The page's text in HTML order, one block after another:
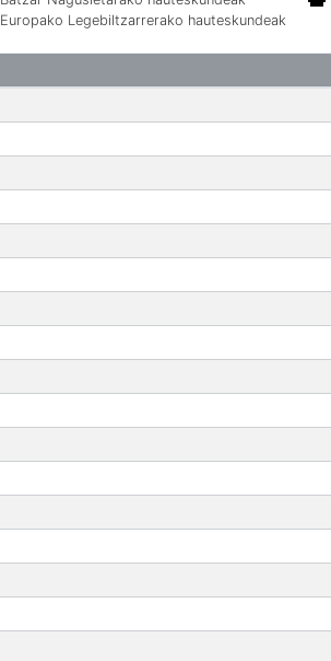
Europako Legebiltzarrerako hauteskundeak